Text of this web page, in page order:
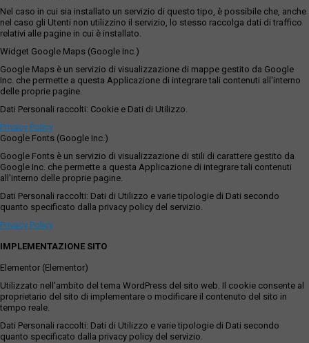
Nel caso in cui sia installato un servizio di questo tipo, è possibile che, anche
nel caso gli Utenti non utilizzino il servizio, lo stesso raccolga dati di traffico
relativi alle pagine in cui è installato.
Widget Google Maps (Google Inc.)
Google Maps è un servizio di visualizzazione di mappe gestito da Google
Inc. che permette a questa Applicazione di integrare tali contenuti all'interno
delle proprie pagine.
Dati Personali raccolti: Cookie e Dati di Utilizzo.
Privacy Policy
Google Fonts (Google Inc.)
Google Fonts è un servizio di visualizzazione di stili di carattere gestito da
Google Inc. che permette a questa Applicazione di integrare tali contenuti
all'interno delle proprie pagine.
Dati Personali raccolti: Dati di Utilizzo e varie tipologie di Dati secondo
quanto specificato dalla privacy policy del servizio.
Privacy Policy
IMPLEMENTAZIONE SITO
Elementor (Elementor)
Utilizzato nell'ambito del tema WordPress del sito web. Il cookie consente al
proprietario del sito di implementare o modificare il contenuto del sito in
tempo reale.
Dati Personali raccolti: Dati di Utilizzo e varie tipologie di Dati secondo
quanto specificato dalla privacy policy del servizio.